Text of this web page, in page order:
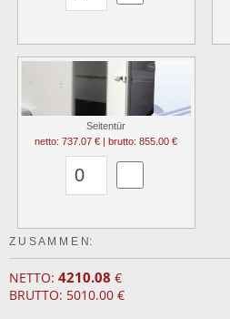
Seitentür
netto: 737.07 € | brutto: 855.00 €
Z U S A M M E N:
NETTO: 4210.08 €
BRUTTO: 5010.00 €